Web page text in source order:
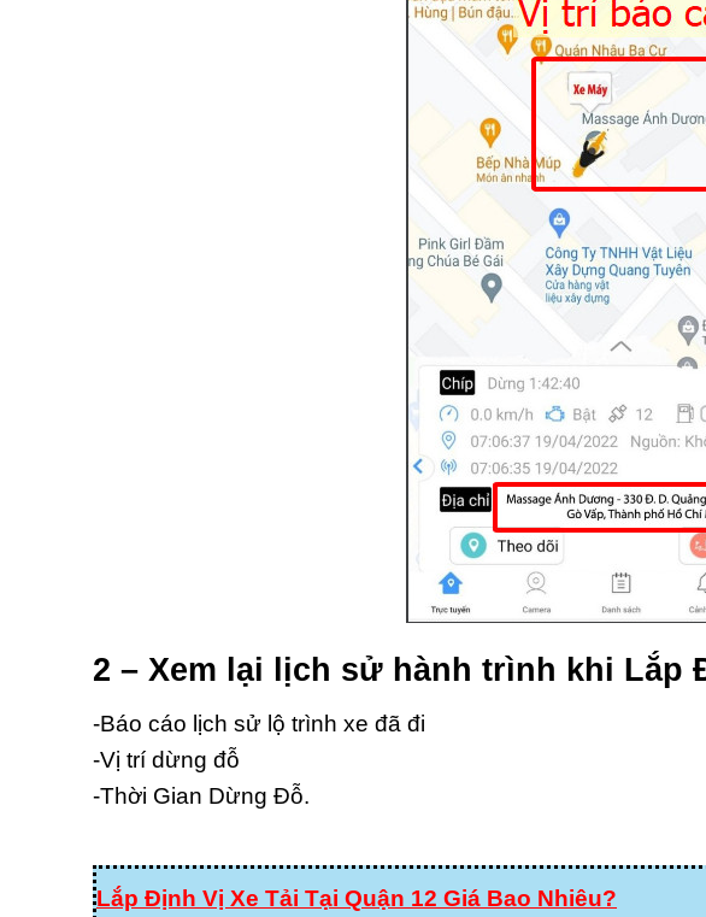
2 – Xem lại lịch sử hành trình khi Lắp
-Báo cáo lịch sử lộ trình xe đã đi
-Vị trí dừng đỗ
-Thời Gian Dừng Đỗ.
Lắp Định Vị Xe Tải Tại Quận 12 Giá Bao Nhiêu?